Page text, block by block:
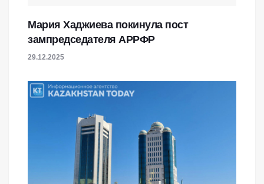
Мария Хаджиева покинула пост
зампредседателя АРРФР
29.12.2025